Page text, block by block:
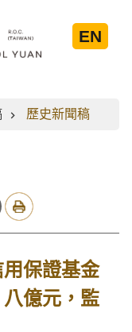
EN
歷史新聞稿
保證基金
億元，監